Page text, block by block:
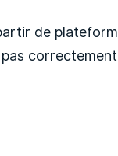
de